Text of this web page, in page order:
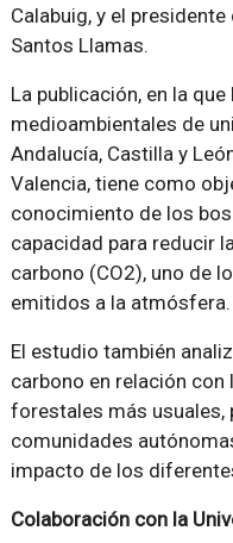
Calabuig, y el
Santos Llamas.
La publicación, en la
medioambientales de
Andalucía, Castilla y
Valencia, tiene como
conocimiento de los
capacidad para reducir
carbono (CO2), uno de
emitidos a la atmósfera.
El estudio también
carbono en relación
forestales más usuales,
comunidades
impacto de los
Colaboración con la